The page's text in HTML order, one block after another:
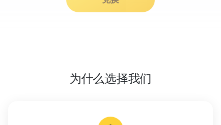
为什么选择我们